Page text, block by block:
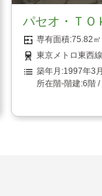
パセオ・ＴＯ
75.82
東京メトロ東西
1997年3
6階 /